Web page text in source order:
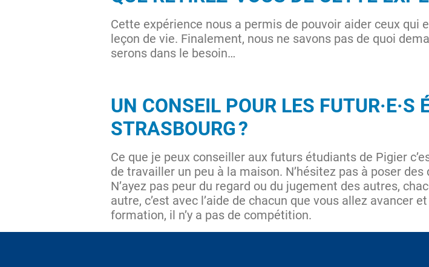
Cette expérience nous a permis de pouvoir aider ceux qui
leçon de vie. Finalement, nous ne savons pas de quoi
serons dans le besoin…
UN CONSEIL POUR LES FUTUR·E·S
STRASBOURG ?
Ce que je peux conseiller aux futurs étudiants de Pigier
de travailler un peu à la maison. N’hésitez pas à poser
N’ayez pas peur du regard ou du jugement des autres,
autre, c’est avec l’aide de chacun que vous allez avancer
formation, il n’y a pas de compétition.